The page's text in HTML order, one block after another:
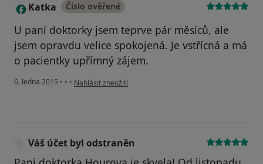
K Katka Číslo ověřené
U paní doktorky jsem teprve pár měsíců, ale
jsem opravdu velice spokojená. Je vstřícná a má
o pacientky upřímný zájem.
6. ledna 2015 • • • podle názoru uživatele Katka
Nahlásit zneužití
Váš účet byl odstraněn